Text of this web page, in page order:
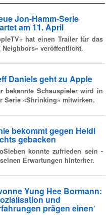
Jon-Hamm-Serie
am 11. April
hat einen Trailer für das
Neighbors» veröffentlicht.
Daniels geht zu Apple
bekannte Schauspieler wird in
Serie «Shrinking» mitwirken.
bekommt gegen Heidi
gebacken
konnte zufrieden sein -
Erwartungen hinterher.
Yung Hee Bormann:
und
prägen einen‘